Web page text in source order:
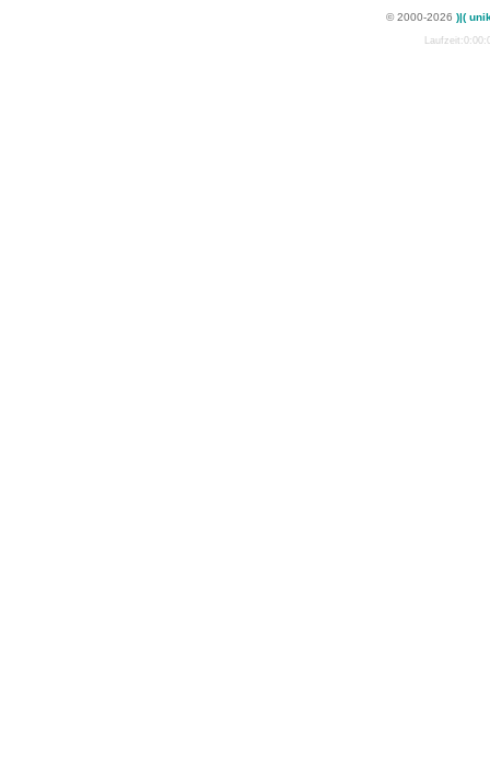
© 2000-2026 )|(